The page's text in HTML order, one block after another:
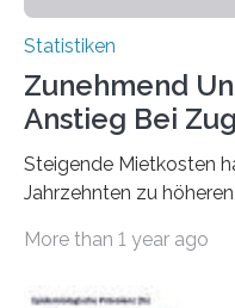
Statistiken
Zunehmend
Anstieg Bei
Steigende Mietkosten
Jahrzehnten zu
Bundesinstitut für
More than 1 year ago